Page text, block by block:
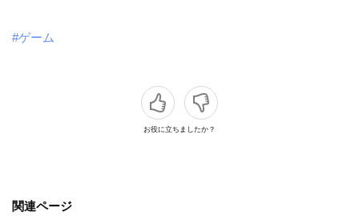
#ゲーム
お役に立ちましたか？
関連ページ